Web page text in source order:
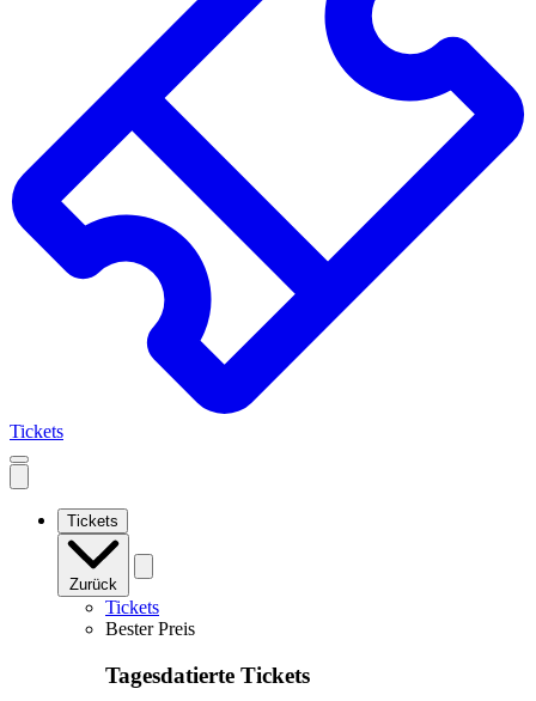
Tickets
Open
mobile
navigation
Tickets
Zurück
Tickets
Bester Preis
Tagesdatierte Tickets